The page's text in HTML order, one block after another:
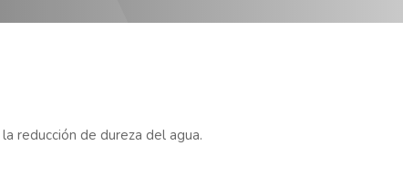
reducción de dureza del agua.